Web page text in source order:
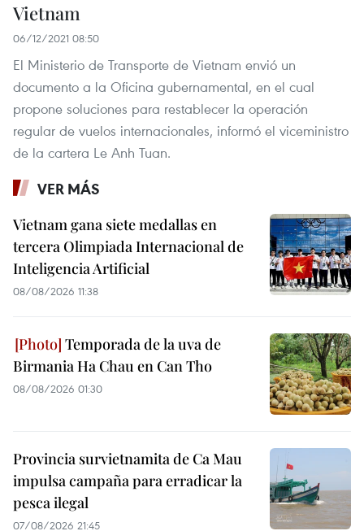
Vietnam
06/12/2021 08:50
El Ministerio de Transporte de Vietnam envió un
documento a la Oficina gubernamental, en el cual
propone soluciones para restablecer la operación
regular de vuelos internacionales, informó el viceministro
de la cartera Le Anh Tuan.
VER MÁS
Vietnam gana siete medallas en
tercera Olimpiada Internacional de
Inteligencia Artificial
08/08/2026 11:38
Temporada de la uva de
Birmania Ha Chau en Can Tho
08/08/2026 01:30
Provincia survietnamita de Ca Mau
impulsa campaña para erradicar la
pesca ilegal
07/08/2026 21:45